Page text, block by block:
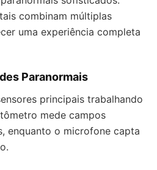
combinam múltiplas
uma experiência completa
Paranormais
principais trabalhando
mede campos
enquanto o microfone capta